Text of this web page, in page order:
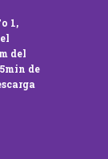
1,
del
de